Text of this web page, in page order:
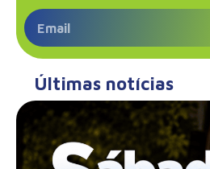
Últimas notícias